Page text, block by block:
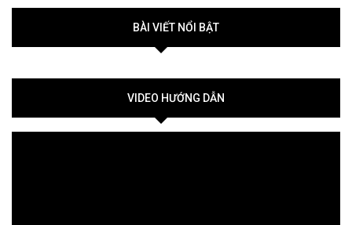
BÀI VIẾT NỔI BẬT
VIDEO HƯỚNG DẪN